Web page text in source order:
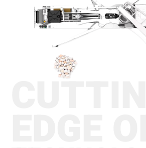
CUTTING